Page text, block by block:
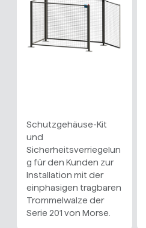
Schutzgehäuse-Kit
und
Sicherheitsverriegelun
g für den Kunden zur
Installation mit der
einphasigen tragbaren
Trommelwalze der
Serie 201 von Morse.